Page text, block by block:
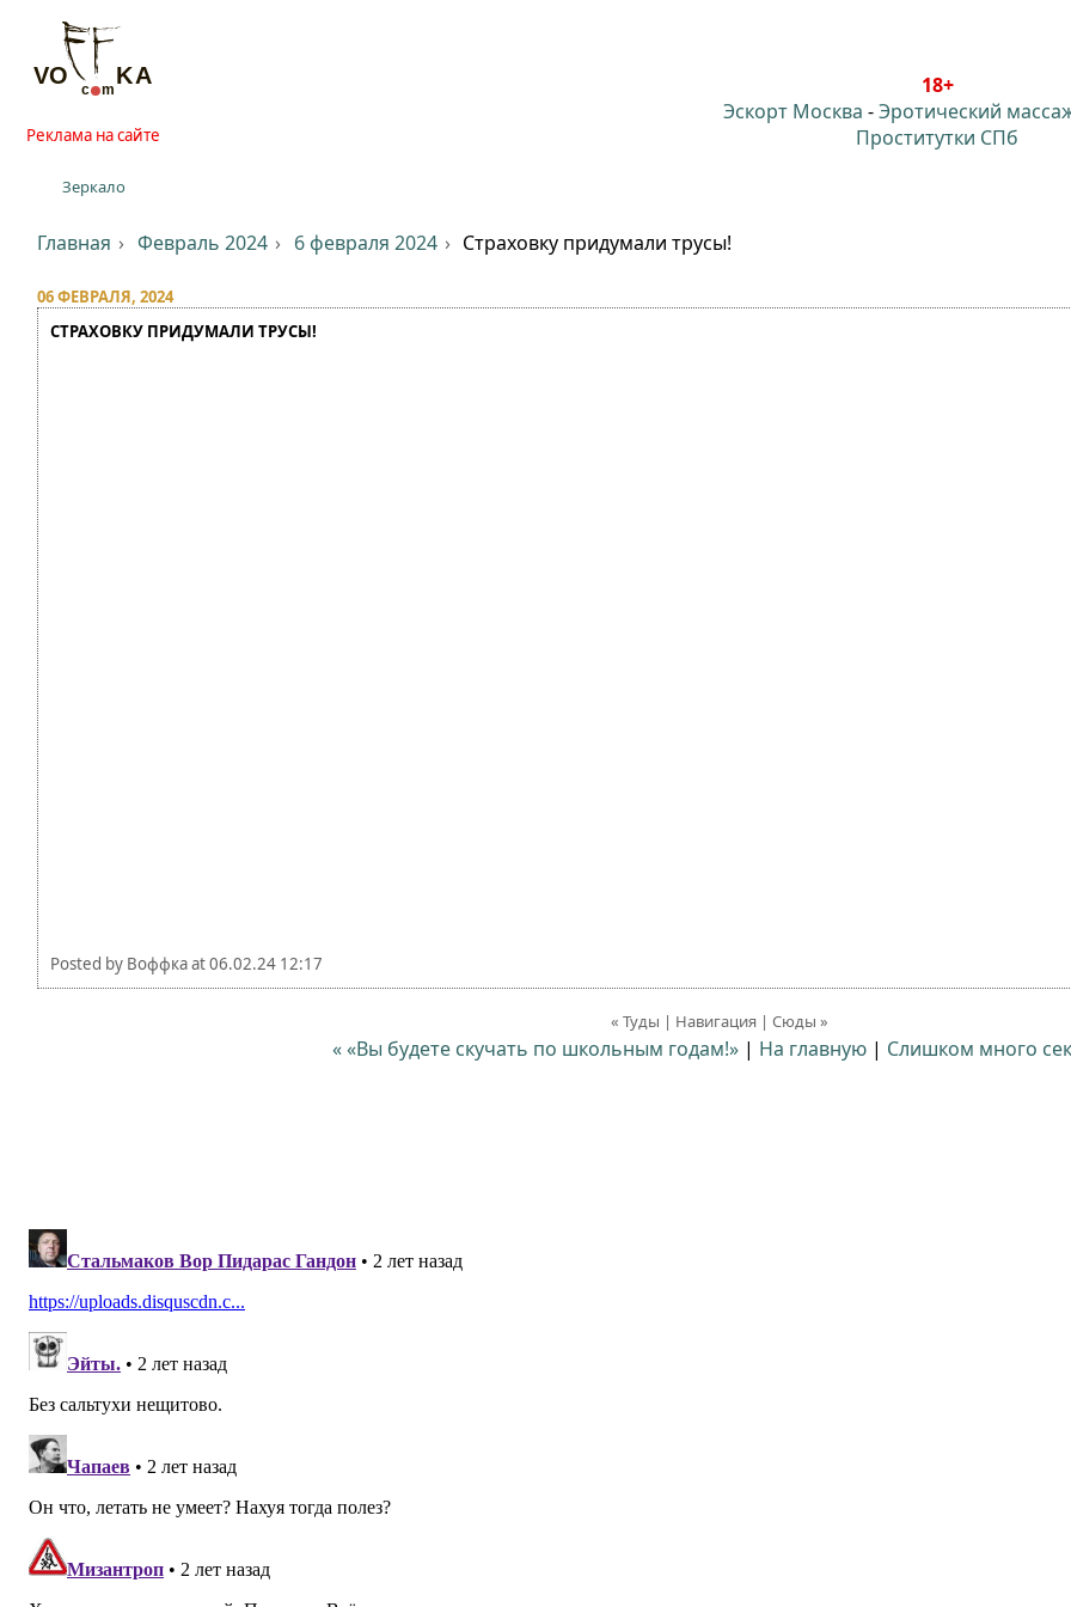
Реклама на сайте
Зеркало
18+
Эскорт Москва -Эротический
Проститутки СПб
Главная Февраль 2024 6 февраля 2024 Страховку придумали трусы!
06 ФЕВРАЛЯ, 2024
СТРАХОВКУ ПРИДУМАЛИ ТРУСЫ!
Posted by Воффкаat06.02.24 12:17
« Туды | Навигация | Сюды »
« «Вы будете скучать по школьным годам!» | На главную | Слишком много